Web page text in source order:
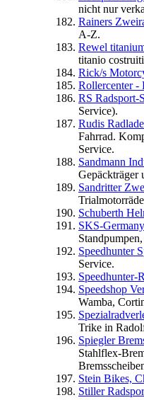
nicht nur
Rainers
A-Z.
Rewel
titanio
Rick/s
Rollercenter -
RS Radsport-
Service).
Rudis
Fahrrad.
Service.
Sandmann
Gepäckträger
Sandritter
Schuberth
SKS-Germany
Speedhunter
Service.
Speedhunter-
Speedshop
Wamba,
Trike in
Spiegler
Stahlflex-
Stein Bikes,
Stiller